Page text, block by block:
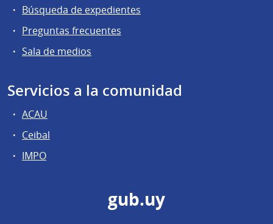
Búsqueda de expedientes
Preguntas frecuentes
Sala de medios
Servicios a la comunidad
ACAU
Ceibal
IMPO
gub.uy